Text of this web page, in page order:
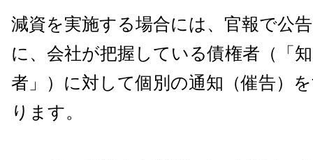
減資を実施する場合には、官報で公
に、会社が把握している債権者（「
者」）に対して個別の通知（催告）
ります。